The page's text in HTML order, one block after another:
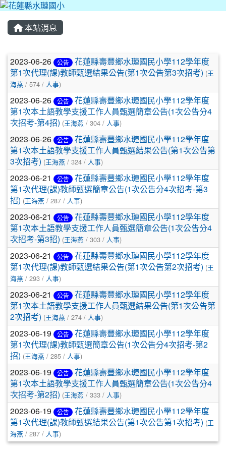
本站消息
文章列表
2023-06-26 公告
花蓮縣壽豐鄉水璉國民小學112學年度
第1次代理(課)教師甄選結果公告(第1次公告第3次招考) (王
海燕 / 574 / 人事)
2023-06-26 公告
花蓮縣壽豐鄉水璉國民小學112學年度
第1次本土語教學支援工作人員甄選簡章公告(1次公告分4
次招考-第4招) (王海燕 / 304 / 人事)
2023-06-26 公告
花蓮縣壽豐鄉水璉國民小學112學年度
第1次本土語教學支援工作人員甄選結果公告(第1次公告第
3次招考) (王海燕 / 324 / 人事)
2023-06-21 公告
花蓮縣壽豐鄉水璉國民小學112學年度
第1次代理(課)教師甄選簡章公告(1次公告分4次招考-第3
招) (王海燕 / 287 / 人事)
2023-06-21 公告
花蓮縣壽豐鄉水璉國民小學112學年度
第1次本土語教學支援工作人員甄選簡章公告(1次公告分4
次招考-第3招) (王海燕 / 303 / 人事)
2023-06-21 公告
花蓮縣壽豐鄉水璉國民小學112學年度
第1次代理(課)教師甄選結果公告(第1次公告第2次招考) (王
海燕 / 293 / 人事)
2023-06-21 公告
花蓮縣壽豐鄉水璉國民小學112學年度
第1次本土語教學支援工作人員甄選結果公告(第1次公告第
2次招考) (王海燕 / 274 / 人事)
2023-06-19 公告
花蓮縣壽豐鄉水璉國民小學112學年度
第1次代理(課)教師甄選簡章公告(1次公告分4次招考-第2
招) (王海燕 / 285 / 人事)
2023-06-19 公告
花蓮縣壽豐鄉水璉國民小學112學年度
第1次本土語教學支援工作人員甄選簡章公告(1次公告分4
次招考-第2招) (王海燕 / 333 / 人事)
2023-06-19 公告
花蓮縣壽豐鄉水璉國民小學112學年度
第1次代理(課)教師甄選結果公告(第1次公告第1次招考) (王
海燕 / 287 / 人事)